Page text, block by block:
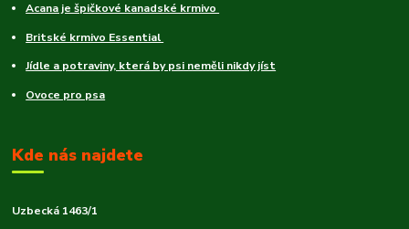
Acana je špičkové kanadské krmivo
Britské krmivo Essential
Jídle a potraviny, která by psi neměli nikdy jíst
Ovoce pro psa
Kde nás najdete
Uzbecká 1463/1